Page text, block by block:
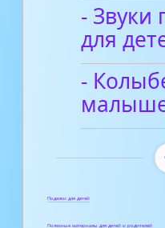
- Звуки
для
-
Поделки для детей
Полезные материалы для детей и родителей